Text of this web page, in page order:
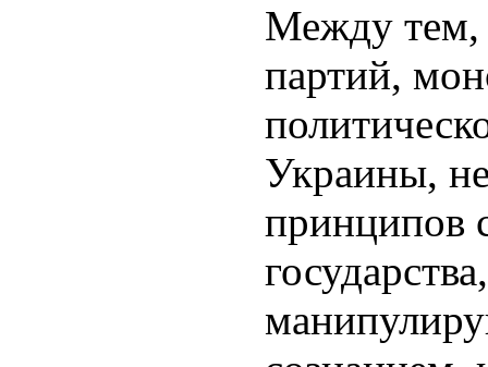
Между тем,
партий,
Украины,
принципов